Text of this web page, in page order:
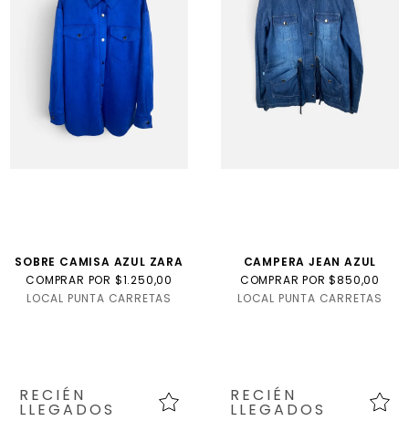
SOBRE CAMISA AZUL ZARA
COMPRAR POR $1.250,00
LOCAL PUNTA CARRETAS
CAMPERA JEAN AZUL
COMPRAR POR $850,00
LOCAL PUNTA CARRETAS
RECIÉN
LLEGADOS
RECIÉN
LLEGADOS